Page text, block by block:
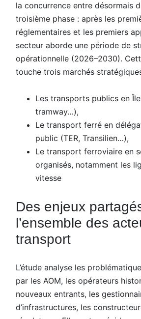
la concurrence entre désormais
troisième phase : après les
réglementaires et les premiers
secteur aborde une période de
opérationnelle (2026–2030).
touche trois marchés
Les transports publics en
tramway…),
Le transport ferré en
public (TER, Transilien…),
Le transport ferroviaire en
organisés, notamment les
vitesse
Des enjeux
l’ensemble des
transport
L’étude analyse les
par les AOM, les opérateurs
nouveaux entrants, les
d’infrastructures, les